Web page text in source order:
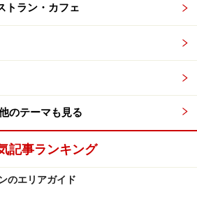
NW1 2AR,United Kingdom
London Hotel
London, England NW1 2AR United
トラン・カフェ
のテーマも見る
記事ランキング
のエリアガイド